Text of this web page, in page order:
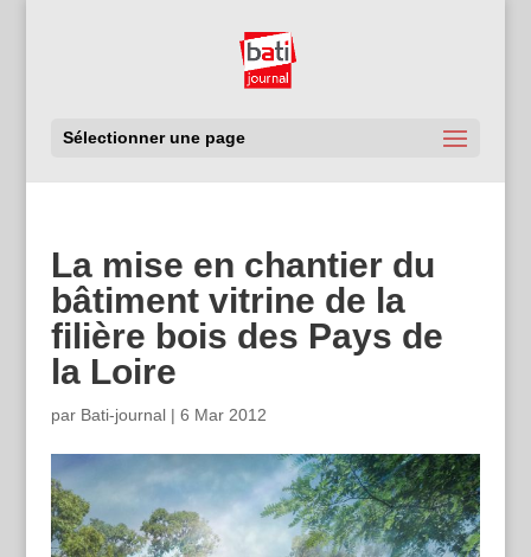
Sélectionner une page
La mise en chantier du
bâtiment vitrine de la
filière bois des Pays de
la Loire
par Bati-journal| 6 Mar 2012